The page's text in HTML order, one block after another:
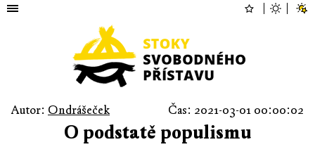
Autor: Ondrášeček Čas: 2021-03-01 00:00:02
O podstatě populismu